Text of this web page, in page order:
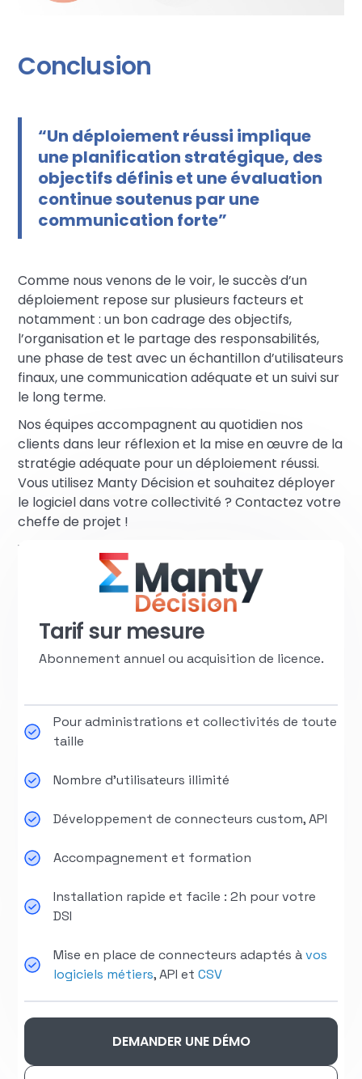
Conclusion
“Un déploiement réussi implique
une planification stratégique, des
objectifs définis et une évaluation
continue soutenus par une
communication forte”
Comme nous venons de le voir, le succès d’un
déploiement repose sur plusieurs facteurs et
notamment : un bon cadrage des objectifs,
l’organisation et le partage des responsabilités,
une phase de test avec un échantillon d’utilisateurs
finaux, une communication adéquate et un suivi sur
le long terme.
Nos équipes accompagnent au quotidien nos
clients dans leur réflexion et la mise en œuvre de la
stratégie adéquate pour un déploiement réussi.
Vous utilisez Manty Décision et souhaitez déployer
le logiciel dans votre collectivité ? Contactez votre
cheffe de projet !
Vous n’êtes pas encore client et souhaitez discuter
de vos besoins,prenez rendez-vous avec un de
nos chargés d’affaires.
Tarif sur mesure
Abonnement annuel ou acquisition de licence.
Pour administrations et collectivités de toute
taille
Nombre d'utilisateurs illimité
Développement de connecteurs custom, API
Accompagnement et formation
Installation rapide et facile : 2h pour votre
DSI
Mise en place de connecteurs adaptés àvos
logiciels métiers, API etCSV
DEMANDER UNE DÉMO